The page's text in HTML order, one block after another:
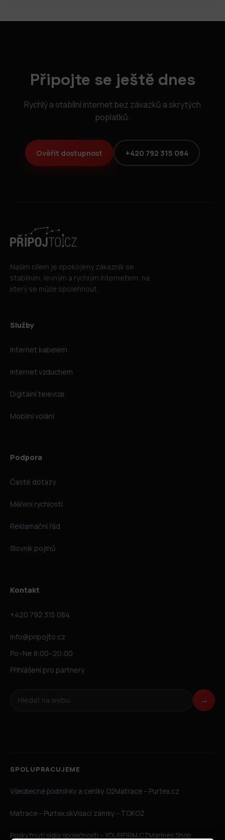
Připojte se ještě dnes
Rychlý a stabilní internet bez závazků a skrytých
poplatků.
Ověřit dostupnost +420 792 315 084
Naším cílem je spokojený zákazník se
stabilním, levným a rychlým internetem, na
který se může spolehnout.
Služby
Internet kabelem
Internet vzduchem
Digitální televize
Mobilní volání
Podpora
Časté dotazy
Měření rychlosti
Reklamační řád
Slovník pojmů
Kontakt
+420 792 315 084
info@pripojto.cz
Po–Ne 8:00–20:00
Přihlášení pro partnery
Hledat na webu →
SPOLUPRACUJEME
Všeobecné podmínky a ceníky O2Matrace – Purtex.cz
Matrace – Purtex.skVisací zámky – TOKOZ
Poskytnutí sídla společnosti – YOURFIRM.CZMarines Shop